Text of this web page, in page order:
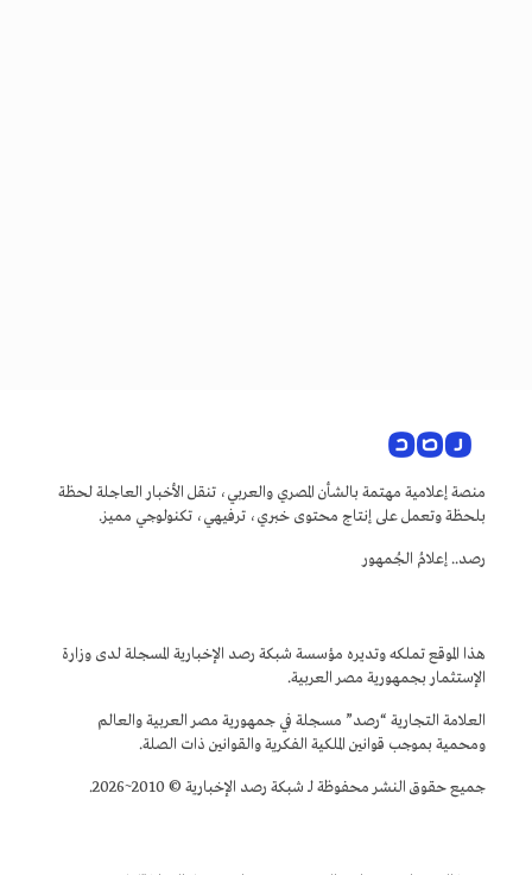
منصة إعلامية مهتمة بالشأن المصري والعربي، تنقل الأخبار العاجلة لحظة
بلحظة وتعمل على إنتاج محتوى خبري، ترفيهي، تكنولوجي مميز.
رصد.. إعلامُ الجُمهور
هذا الموقع تملكه وتديره مؤسسة شبكة رصد الإخبارية المسجلة لدى وزارة
الإستثمار بجمهورية مصر العربية.
العلامة التجارية “رصد” مسجلة في جمهورية مصر العربية والعالم
ومحمية بموجب قوانين الملكية الفكرية والقوانين ذات الصلة.
جميع حقوق النشر محفوظة لـ شبكة رصد الإخبارية © 2010~2026.